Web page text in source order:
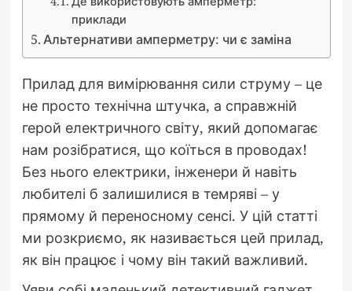
приклади
Альтернативи амперметру: чи є заміна
Прилад для вимірювання сили струму – це
не просто технічна штучка, а справжній
герой електричного світу, який допомагає
нам розібратися, що коїться в проводах!
Без нього електрики, інженери й навіть
любителі б залишилися в темряві – у
прямому й переносному сенсі. У цій статті
ми розкриємо, як називається цей прилад,
як він працює і чому він такий важливий.